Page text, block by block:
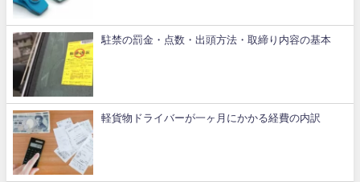
駐禁の罰金・点数・出頭方法・取締り内容の基本
軽貨物ドライバーが一ヶ月にかかる経費の内訳